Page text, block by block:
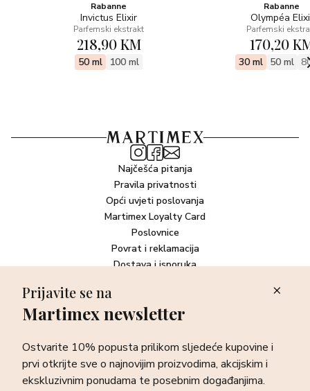
Rabanne
Invictus Elixir
Parfemski ekstrakt
218,90 KM
50 ml 100 ml
Rabanne
Olympéa
Parfemski
170,20
30 ml 50 ml
Najčešća pitanja
Pravila privatnosti
Opći uvjeti poslovanja
Martimex Loyalty Card
Poslovnice
Povrat i reklamacija
Dostava i isporuka
Newsletter
sve o najnovijim proizvodima, akcijskim i ekskluzivnim
ponudama te posebnim događanjima.
Prijava
Prijavite se na
Martimex newsletter
Ostvarite 10% popusta prilikom sljedeće kupovine i
prvi otkrijte sve o najnovijim proizvodima, akcijskim i
ekskluzivnim ponudama te posebnim događanjima.